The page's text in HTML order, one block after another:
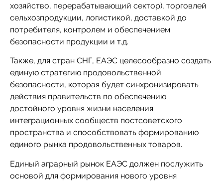
хозяйство, перерабатывающий сектор), торговлей
сельхозпродукции, логистикой, доставкой до
потребителя, контролем и обеспечением
безопасности продукции и т.д.
Также, для стран СНГ, ЕАЭС целесообразно создать
единую стратегию продовольственной
безопасности, которая будет синхронизировать
действия правительств по обеспечению
достойного уровня жизни населения
интеграционных сообществ постсоветского
пространства и способствовать формированию
единого рынка продовольственных товаров.
Единый аграрный рынок ЕАЭС должен послужить
основой для формирования нового уровня